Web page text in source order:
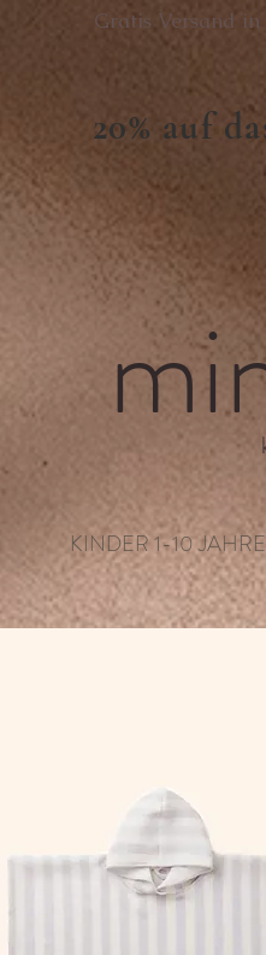
Gratis Versand
20% auf
KINDER 1-10 JAHRE